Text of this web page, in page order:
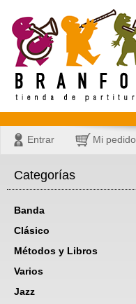
Entrar Mi pedido
Categorías
Banda
Clásico
Métodos y Libros
Varios
Jazz